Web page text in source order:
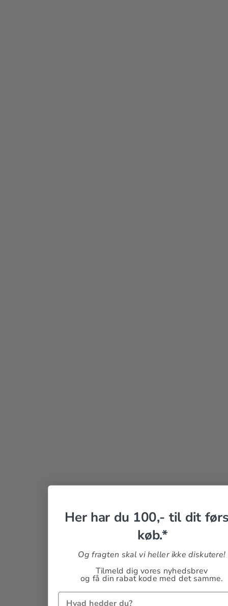
Her har du 100,- til dit
køb.*
Og fragten skal vi heller ikke diskutere!
Tilmeld dig vores nyhedsbrev
og få din rabat kode med det samme.